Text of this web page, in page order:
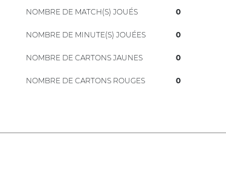
NOMBRE DE MATCH(S) JOUÉS 0
NOMBRE DE MINUTE(S) JOUÉES 0
NOMBRE DE CARTONS JAUNES 0
NOMBRE DE CARTONS ROUGES 0